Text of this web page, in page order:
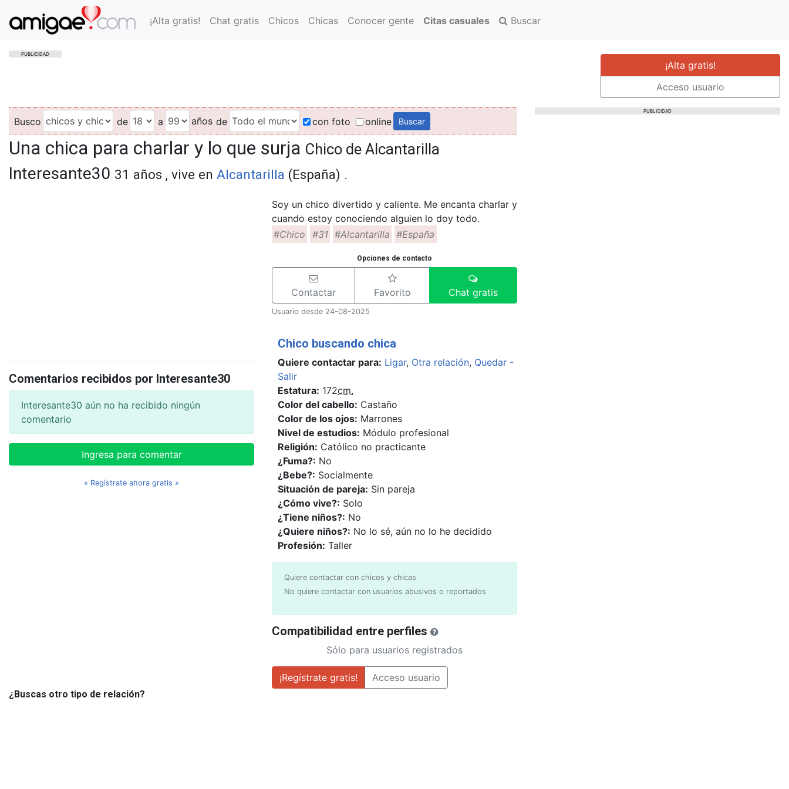
¡Alta gratis! Chat gratis Chicos Chicas Conocer gente Citas casuales Buscar
PUBLICIDAD
¡Alta gratis!
Acceso usuario
Busco de a años de con foto online
Una chica para charlar y lo que surja Chico de Alcantarilla
Interesante30 31 años , vive en Alcantarilla (España) .
Comentarios recibidos por Interesante30
Interesante30 aún no ha recibido ningún
comentario
Ingresa para comentar
« Regístrate ahora gratis »
Soy un chico divertido y caliente. Me encanta charlar y
cuando estoy conociendo alguien lo doy todo.
#Chico
#31 #Alcantarilla #España
Opciones de contacto
Contactar Favorito Chat gratis
Usuario desde 24-08-2025
Chico buscando chica
Quiere contactar para: Ligar, Otra relación, Quedar -
Salir
Estatura: 172cm.
Color del cabello: Castaño
Color de los ojos: Marrones
Nivel de estudios: Módulo profesional
Religión: Católico no practicante
¿Fuma?: No
¿Bebe?: Socialmente
Situación de pareja: Sin pareja
¿Cómo vive?: Solo
¿Tiene niños?: No
¿Quiere niños?: No lo sé, aún no lo he decidido
Profesión: Taller
Quiere contactar con chicos y chicas
No quiere contactar con usuarios abusivos o reportados
Compatibilidad entre perfiles
Sólo para usuarios registrados
¡Regístrate gratis! Acceso usuario
¿Buscas otro tipo de relación?
PUBLICIDAD